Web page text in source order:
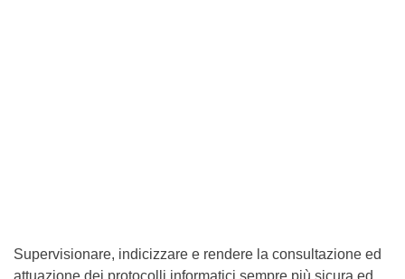
Supervisionare, indicizzare e rendere la consultazione ed
attuazione dei protocolli informatici sempre più sicura ed